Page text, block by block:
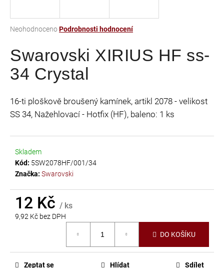
Průměrné
produktu
je
0,0
hvězdiček.
NeohodnocenoPodrobnosti hodnocení
Swarovski XIRIUS HF ss-
34 Crystal
16-ti ploškově broušený kamínek, artikl 2078 - velikost
SS 34, Nažehlovací - Hotfix (HF), baleno: 1 ks
Skladem
Kód: 5SW2078HF/001/34
Značka: Swarovski
12 Kč / ks
9,92 Kč bez DPH
DO KOŠÍKU
Zeptat se Hlídat Sdílet
j
t
?
HLEDAT
D
o
u
j
e